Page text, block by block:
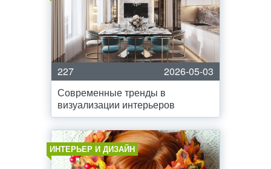
227
2026-05-03
Современные тренды в
визуализации интерьеров
ИНТЕРЬЕР И ДИЗАЙН